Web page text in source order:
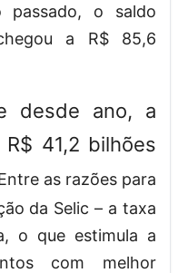
passado, o saldo
a R$ 85,6
desde ano, a
41,2 bilhões
as razões para
da Selic – a taxa
o que estimula a
com melhor